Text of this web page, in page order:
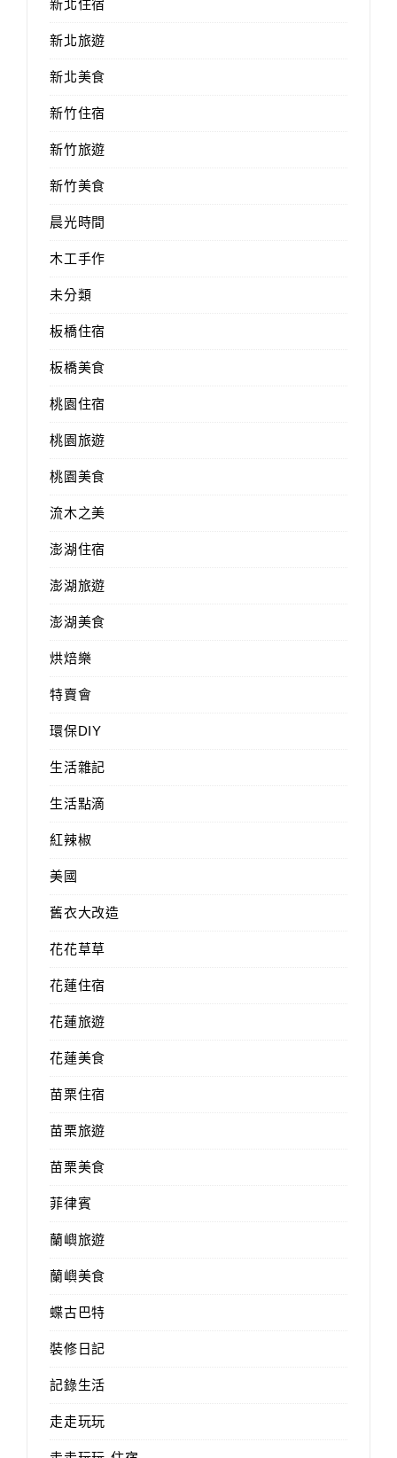
新北住宿
新北旅遊
新北美食
新竹住宿
新竹旅遊
新竹美食
晨光時間
木工手作
未分類
板橋住宿
板橋美食
桃園住宿
桃園旅遊
桃園美食
流木之美
澎湖住宿
澎湖旅遊
澎湖美食
烘焙樂
特賣會
環保DIY
生活雜記
生活點滴
紅辣椒
美國
舊衣大改造
花花草草
花蓮住宿
花蓮旅遊
花蓮美食
苗栗住宿
苗栗旅遊
苗栗美食
菲律賓
蘭嶼旅遊
蘭嶼美食
蝶古巴特
裝修日記
記錄生活
走走玩玩